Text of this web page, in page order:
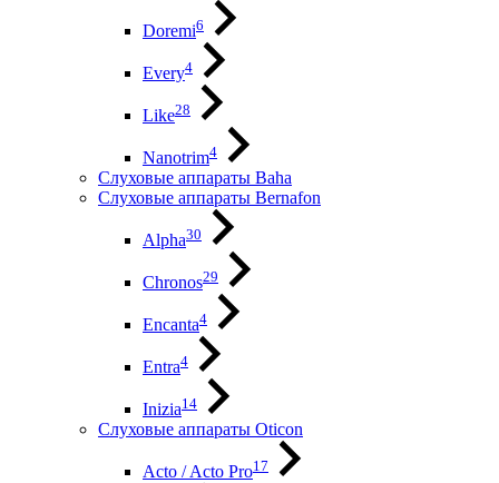
Doremi6
Every4
Like28
Nanotrim4
Слуховые аппараты Baha
Слуховые аппараты Bernafon
Alpha30
Chronos29
Encanta4
Entra4
Inizia14
Слуховые аппараты Oticon
Acto / Acto Pro17